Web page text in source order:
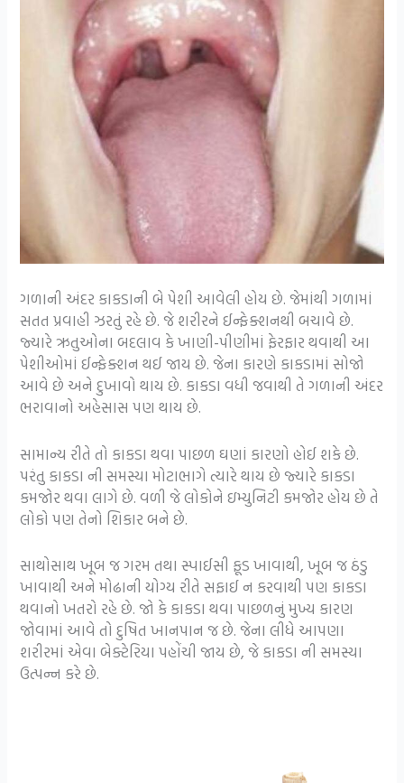
ગળાની અંદર કાકડાની બે પેશી આવેલી હોય છે. જેમાંથી ગળામાં
સતત પ્રવાહી ઝરતું રહે છે. જે શરીરને ઈન્ફેક્શનથી બચાવે છે.
જ્યારે ઋતુઓના બદલાવ કે ખાણી-પીણીમાં ફેરફાર થવાથી આ
પેશીઓમાં ઈન્ફેક્શન થઈ જાય છે. જેના કારણે કાકડામાં સોજો
આવે છે અને દુખાવો થાય છે. કાકડા વધી જવાથી તે ગળાની અંદર
ભરાવાનો અહેસાસ પણ થાય છે.
સામાન્ય રીતે તો કાકડા થવા પાછળ ઘણાં કારણો હોઈ શકે છે.
પરંતુ કાકડા ની સમસ્યા મોટાભાગે ત્યારે થાય છે જ્યારે કાકડા
કમજોર થવા લાગે છે. વળી જે લોકોને ઇમ્યુનિટી કમજોર હોય છે તે
લોકો પણ તેનો શિકાર બને છે.
સાથોસાથ ખૂબ જ ગરમ તથા સ્પાઈસી ફૂડ ખાવાથી, ખૂબ જ ઠંડુ
ખાવાથી અને મોઢાની યોગ્ય રીતે સફાઈ ન કરવાથી પણ કાકડા
થવાનો ખતરો રહે છે. જો કે કાકડા થવા પાછળનું મુખ્ય કારણ
જોવામાં આવે તો દુષિત ખાનપાન જ છે. જેના લીધે આપણા
શરીરમાં એવા બેક્ટેરિયા પહોંચી જાય છે, જે કાકડા ની સમસ્યા
ઉત્પન્ન કરે છે.